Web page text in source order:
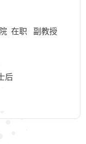
在职 副教授
后